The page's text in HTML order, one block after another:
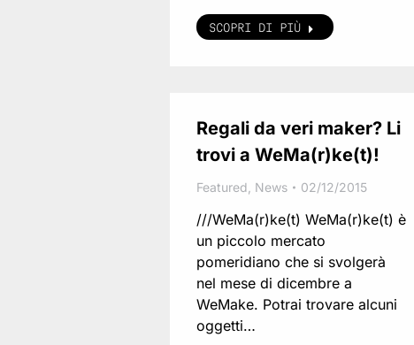
SCOPRI DI PIÙ
Regali da veri maker? Li
trovi a WeMa(r)ke(t)!
Featured News 02/12/2015
///WeMa(r)ke(t) WeMa(r)ke(t) è
un piccolo mercato
pomeridiano che si svolgerà
nel mese di dicembre a
WeMake. Potrai trovare alcuni
oggetti…